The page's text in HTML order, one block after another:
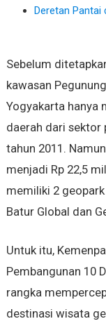
Deretan Pantai
Sebelum
kawasan
Yogyakarta hanya
daerah dari sektor
tahun 2011.
menjadi Rp 22,5
memiliki 2
Batur Global dan
Untuk itu,
Pembangunan 10
rangka
destinasi wisata